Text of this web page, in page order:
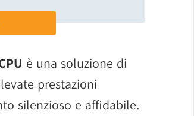
è una soluzione di
prestazioni
silenzioso e affidabile.